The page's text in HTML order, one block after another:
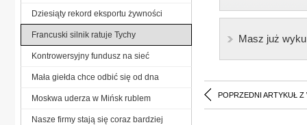
Masz już
POPRZEDNI ARTYKUŁ Z
Dziesiąty rekord eksportu żywności
Francuski silnik ratuje Tychy
Kontrowersyjny fundusz na sieć
Mała giełda chce odbić się od dna
Moskwa uderza w Mińsk rublem
Nasze firmy stają się coraz bardziej